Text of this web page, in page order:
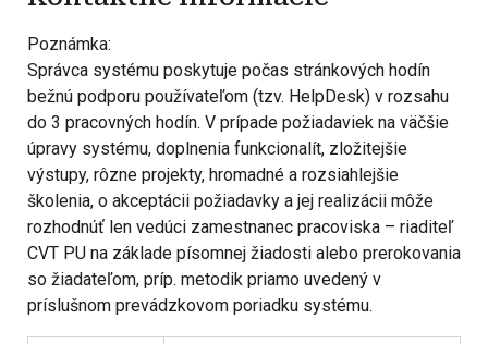
Poznámka:
Správca systému poskytuje počas stránkových hodín
bežnú podporu používateľom (tzv. HelpDesk) v rozsahu
do 3 pracovných hodín. V prípade požiadaviek na väčšie
úpravy systému, doplnenia funkcionalít, zložitejšie
výstupy, rôzne projekty, hromadné a rozsiahlejšie
školenia, o akceptácii požiadavky a jej realizácii môže
rozhodnúť len vedúci zamestnanec pracoviska – riaditeľ
CVT PU na základe písomnej žiadosti alebo prerokovania
so žiadateľom, príp. metodik priamo uvedený v
príslušnom prevádzkovom poriadku systému.